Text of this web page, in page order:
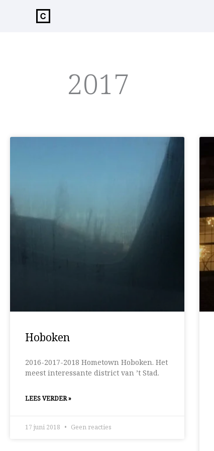
2017
Hoboken
2016-2017-2018 Hometown Hoboken. Het
meest interessante district van ’t Stad.
LEES VERDER »
17 juni 2018 Geen reacties